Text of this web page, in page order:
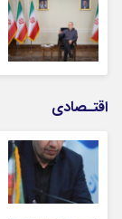
اقتـصادی